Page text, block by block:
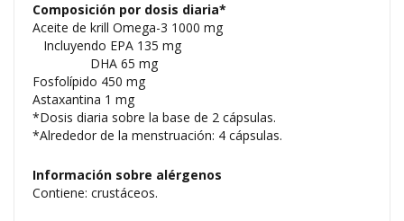
Composición por dosis diaria*
Aceite de krill Omega-3 1000 mg
Incluyendo EPA 135 mg
DHA 65 mg
Fosfolípido 450 mg
Astaxantina 1 mg
*Dosis diaria sobre la base de 2 cápsulas.
*Alrededor de la menstruación: 4 cápsulas.
Información sobre alérgenos
Contiene: crustáceos.